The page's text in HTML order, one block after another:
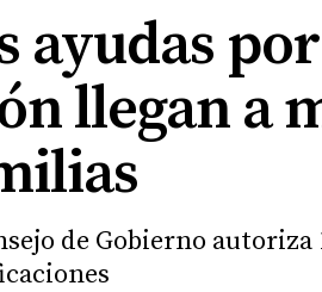
ayudas
llegan a
de Gobierno